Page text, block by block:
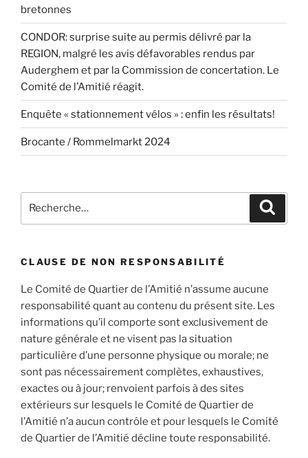
bretonnes
CONDOR: surprise suite au permis délivré par la
REGION, malgré les avis défavorables rendus par
Auderghem et par la Commission de concertation. Le
Comité de l’Amitié réagit.
Enquête « stationnement vélos » : enfin les résultats!
Brocante / Rommelmarkt 2024
pour
CLAUSE DE NON RESPONSABILITÉ
Le Comité de Quartier de l’Amitié n’assume aucune
responsabilité quant au contenu du présent site. Les
informations qu’il comporte sont exclusivement de
nature générale et ne visent pas la situation
particulière d’une personne physique ou morale; ne
sont pas nécessairement complètes, exhaustives,
exactes ou à jour; renvoient parfois à des sites
extérieurs sur lesquels le Comité de Quartier de
l’Amitié n’a aucun contrôle et pour lesquels le Comité
de Quartier de l’Amitié décline toute responsabilité.